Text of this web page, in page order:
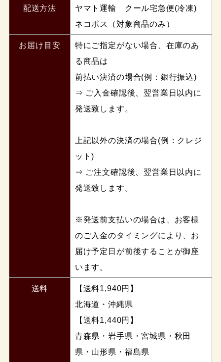
配送方法
ヤマト運輸 クール宅急便(冷凍)
ネコポス（対象商品のみ）
お届け目安
特にご指定がない場合、在庫のあ
る商品は
前払い決済の場合(例：銀行振込)
⇒ ご入金確認後、翌営業日以内に
発送致します。
上記以外の決済の場合(例：クレジ
ット)
⇒ ご注文確認後、翌営業日以内に
発送致します。
※発送前支払いの場合は、お客様
のご入金のタイミングにより、お
届け予定日が前後することが御座
います。
送料
【送料1,940円】
北海道・沖縄県
【送料1,440円】
青森県・岩手県・宮城県・秋田
県・山形県・福島県